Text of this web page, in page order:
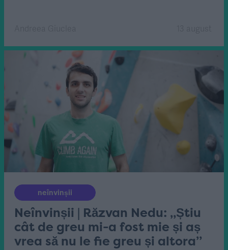
neînvinșii
Neînvinșii | Răzvan Nedu: „Știu
cât de greu mi-a fost mie și aș
vrea să nu le fie greu și altora”